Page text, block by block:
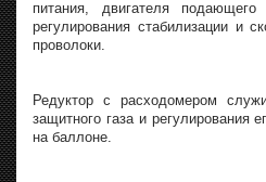
питания, двигателя
регулирования стабилизации и
проволоки.
Редуктор с расходомером
защитного газа и регулирования
на баллоне.